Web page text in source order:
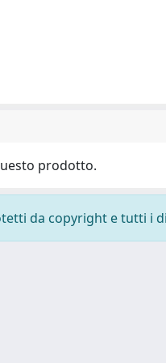
prodotto.
da copyright e tutti i